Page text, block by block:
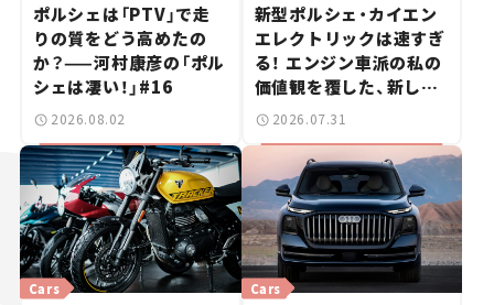
ポルシェは「PTV」で走
りの質をどう高めたの
か？——河村康彦の「ポル
シェは凄い！」#16
2026.08.02
新型ポルシェ・カイエン
エレクトリックは速すぎ
る！ エンジン車派の私の
価値観を覆した、新しい
ポルシェの走り。
2026.07.31
Cars Cars